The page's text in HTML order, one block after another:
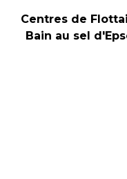
Centres de
Bain au sel